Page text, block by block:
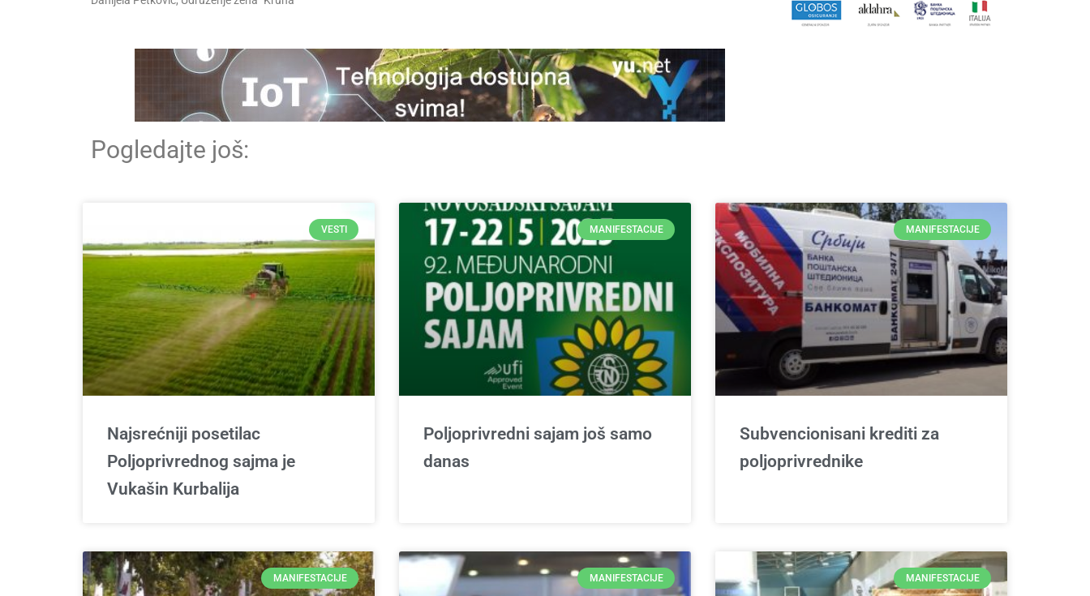
Pogledajte još:
VESTI
Najsrećniji posetilac
Poljoprivrednog sajma je
Vukašin Kurbalija
MANIFESTACIJE
Poljoprivredni sajam još samo
danas
MANIFESTACIJE
Subvencionisani krediti za
poljoprivrednike
MANIFESTACIJE MANIFESTACIJE MANIFESTACIJE